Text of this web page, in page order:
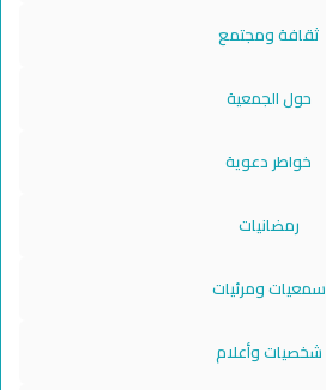
ثقافة ومجتمع
حول الجمعية
خواطر دعوية
رمضانيات
سمعيات ومرئيات
شخصيات وأعلام